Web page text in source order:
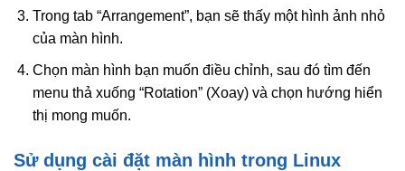
Trong tab “Arrangement”, bạn sẽ thấy một hình ảnh nhỏ
của màn hình.
Chọn màn hình bạn muốn điều chỉnh, sau đó tìm đến
menu thả xuống “Rotation” (Xoay) và chọn hướng hiển
thị mong muốn.
Sử dụng cài đặt màn hình trong Linux